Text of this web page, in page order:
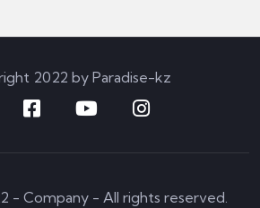
2022 by Paradise-kz
- Company - All rights reserved.